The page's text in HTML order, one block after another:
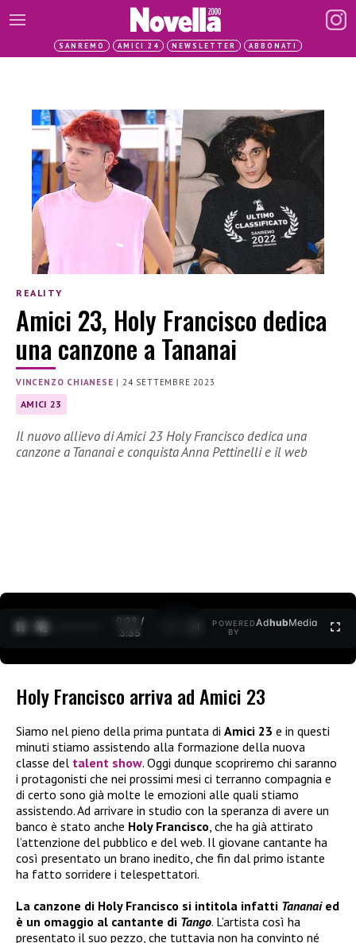
SANREMO AMICI 24 NEWSLETTER ABBONATI
REALITY
Amici 23, Holy Francisco dedica
una canzone a Tananai
VINCENZO CHIANESE |24 SETTEMBRE 2023
AMICI 23
Il nuovo allievo di Amici 23 Holy Francisco dedica una
canzone a Tananai e conquista Anna Pettinelli e il web
0:30 /
3:35
POWERED
BY
AdhubMedia
Holy Francisco arriva ad Amici 23
Siamo nel pieno della prima puntata di Amici 23 e in questi
minuti stiamo assistendo alla formazione della nuova
classe del talent show. Oggi dunque scopriremo chi saranno
i protagonisti che nei prossimi mesi ci terranno compagnia e
di certo sono già molte le emozioni alle quali stiamo
assistendo. Ad arrivare in studio con la speranza di avere un
banco è stato anche Holy Francisco, che ha già attirato
l’attenzione del pubblico e del web. Il giovane cantante ha
così presentato un brano inedito, che fin dal primo istante
ha fatto sorridere i telespettatori.
La canzone di Holy Francisco si intitola infatti Tananaied
è un omaggio al cantante di Tango. L’artista così ha
presentato il suo pezzo, che tuttavia non ha convinto né